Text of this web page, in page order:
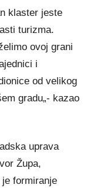
klaster jeste
turizma.
ovoj grani
i
od velikog
gradu„- kazao
uprava
Župa,
formiranje